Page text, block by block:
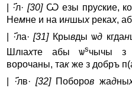
| ·҃л· [30] Ѡ езы пруские,
Немне и на иншыхреках,
| ·҃ла·[31]Крывды ѡд кгдан
Шлıaхте абы ѡsчычы з
ворочаны, так же з добръ
| ·҃лв·[32]Поборов жадны